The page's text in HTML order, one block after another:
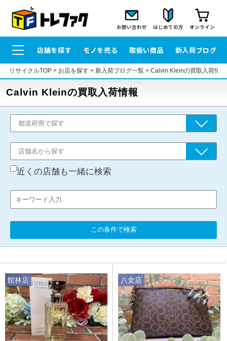
お問い合わせ はじめての方 オンライン
店舗を探す モノを売る 取扱い商品 新入荷ブログ
リサイクルTOP> お店を探す> 新入荷ブログ一覧> Calvin Kleinの買取入荷情報
Calvin Kleinの買取入荷情報
近くの店舗も一緒に検索
この条件で検索
館林店 八女店